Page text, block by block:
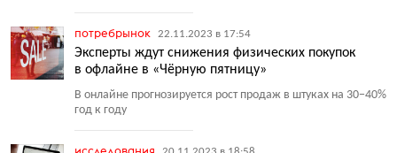
потребрынок 22.11.2023 в 17:54
Эксперты ждут снижения физических покупок
в офлайне в «Чёрную пятницу»
В онлайне прогнозируется рост продаж в штуках на 30−40%
год к году